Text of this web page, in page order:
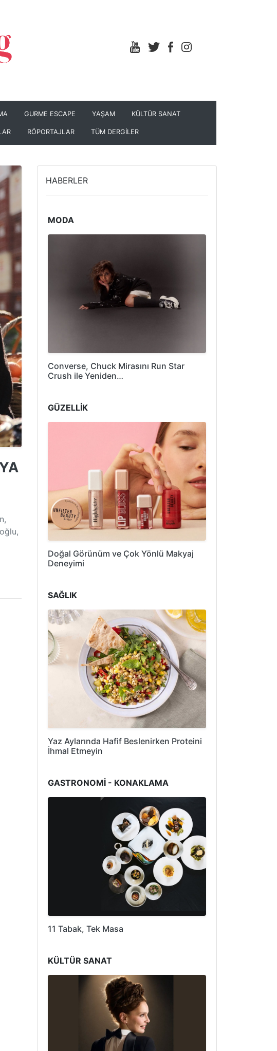
GURME ESCAPE YAŞAM KÜLTÜR SANAT
RÖPORTAJLAR TÜM DERGİLER
HABERLER
MODA
Converse, Chuck Mirasını Run Star
Crush ile Yeniden…
GÜZELLİK
Doğal Görünüm ve Çok Yönlü Makyaj
Deneyimi
SAĞLIK
Yaz Aylarında Hafif Beslenirken Proteini
İhmal Etmeyin
GASTRONOMİ - KONAKLAMA
11 Tabak, Tek Masa
KÜLTÜR SANAT